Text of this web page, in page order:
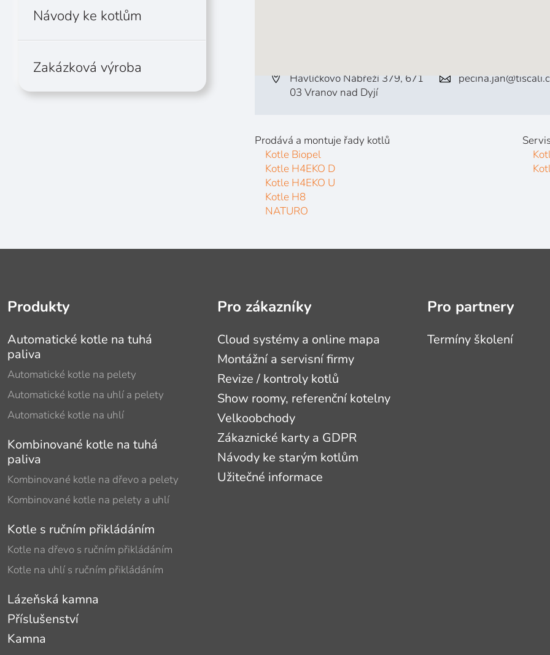
Návody ke kotlům
Zakázková výroba
Havlíčkovo Nábřeží 379, 671
03 Vranov nad Dyjí
Prodává a montuje řady kotlů
Kotle Biopel
Kotle H4EKO D
Kotle H4EKO U
Kotle H8
NATURO
Produkty
Automatické kotle na tuhá
paliva
Automatické kotle na pelety
Automatické kotle na uhlí a pelety
Automatické kotle na uhlí
Kombinované kotle na tuhá
paliva
Kombinované kotle na dřevo a pelety
Kombinované kotle na pelety a uhlí
Kotle s ručním přikládáním
Kotle na dřevo s ručním přikládáním
Kotle na uhlí s ručním přikládáním
Lázeňská kamna
Příslušenství
Kamna
Pro zákazníky
Cloud systémy a online mapa
Montážní a servisní firmy
Revize / kontroly kotlů
Show roomy, referenční kotelny
Velkoobchody
Zákaznické karty a GDPR
Návody ke starým kotlům
Užitečné informace
Pro partnery
Termíny školení